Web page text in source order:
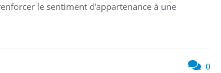
le sentiment d’appartenance à une
0